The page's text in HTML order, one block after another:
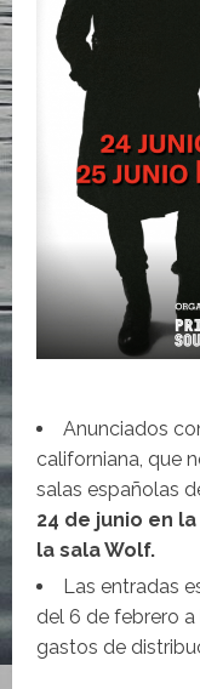
Anunciados
californiana, que
salas españolas
24 de junio en
la sala Wolf.
Las entradas
del 6 de febrero
gastos de